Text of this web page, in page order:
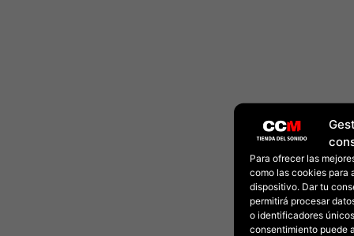
Para ofrecer las
como las cookies para
dispositivo. Dar tu
permitirá procesar
o identificadores
consentimiento puede